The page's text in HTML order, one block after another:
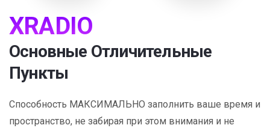
XRADIO
Основные Отличительные
Пункты
Способность МАКСИМАЛЬНО заполнить ваше время и
пространство, не забирая при этом внимания и не